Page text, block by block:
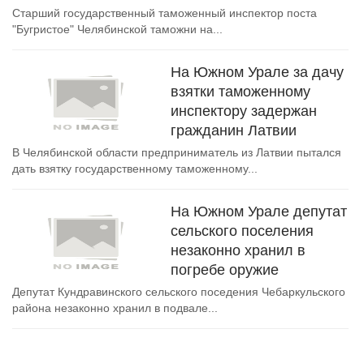
Старший государственный таможенный инспектор поста
"Бугристое" Челябинской таможни на...
На Южном Урале за дачу
взятки таможенному
инспектору задержан
гражданин Латвии
В Челябинской области предприниматель из Латвии пытался
дать взятку государственному таможенному...
На Южном Урале депутат
сельского поселения
незаконно хранил в
погребе оружие
Депутат Кундравинского сельского поседения Чебаркульского
района незаконно хранил в подвале...